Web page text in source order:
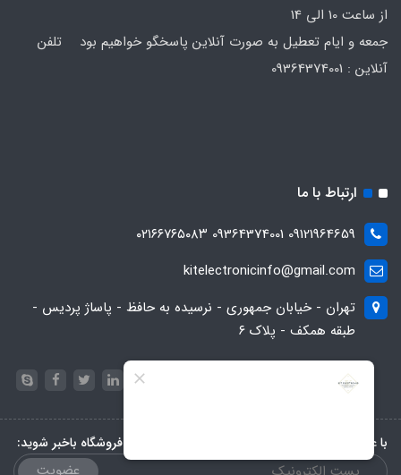
از ساعت 10 الی 14
جمعه و ایام تعطیل به صورت آنلاین پاسخگو خواهیم بود تلفن
ارتباط با ما
09121964659 09364374001 ۰۲۱۶۶۷۶۵۰۸۳
kitelectronicinfo@gmail.com
تهران - خیابان جمهوری - نرسیده به حافظ - پاساژ پردیس -
طبقه همکف - پلاک ۶
با عضویت در خبرنامه، از تخفیف‌ها و جدیدترین‌های فروشگاه باخبر شوید:
عضویت